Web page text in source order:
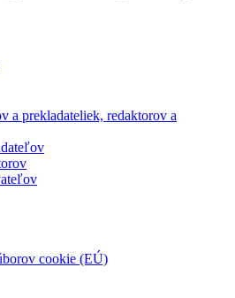
a prekladateliek, redaktorov a
cookie (EÚ)